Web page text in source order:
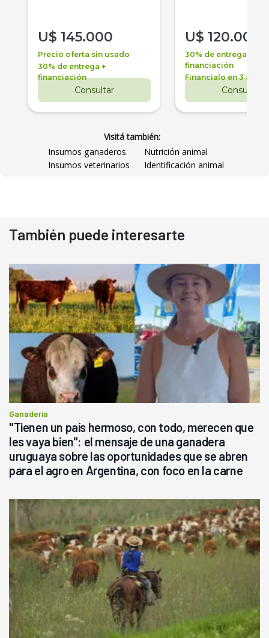
U$ 145.000
Precio oferta sin usado
30% de entrega +
financiación
Consultar
U$ 120.000
30% de entrega +
financiación
Financialo en 3 años
Consultar
Visitá también:
Insumos ganaderos
Nutrición animal
Insumos veterinarios
Identificación animal
También puede interesarte
Ganadería
"Tienen un país hermoso, con todo, merecen que
les vaya bien": el mensaje de una ganadera
uruguaya sobre las oportunidades que se abren
para el agro en Argentina, con foco en la carne